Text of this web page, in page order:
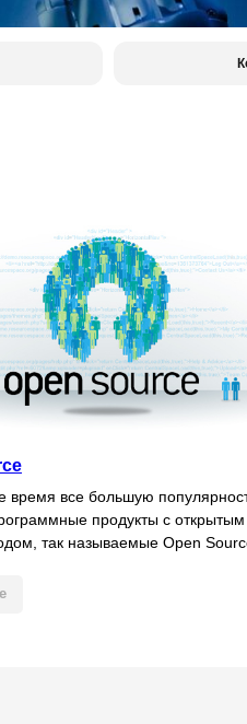
время все большую
продукты с открытым
так называемые Open